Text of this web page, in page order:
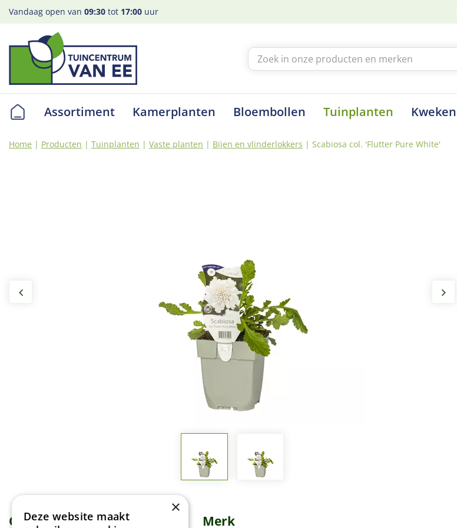
Ga
naar
Home Producten Tuinplanten Vaste planten Bijen en vlinderlokkers Scabiosa col. 'Flutter Pure White'
Vandaag open van 09:30 tot 17:00 uur
Assortiment Kamerplanten Bloembollen Tuinplanten Kweken
Omschrijving Specificaties Merk
×
Deze website maakt